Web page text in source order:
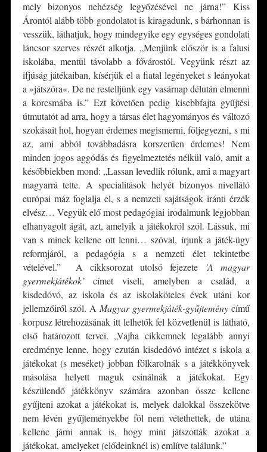
mely bizonyos nehézség legyőzésével ne járna!” Kiss
Árontól alább több gondolatot is kiragadunk, s bárhonnan is
vesszük, láthatjuk, hogy mindegyike egy egységes gondolati
láncsor szerves részét alkotja. „Menjünk először is a falusi
iskolába, mentül távolabb a fővárostól. Vegyünk részt az
ifjúság játékaiban, kísérjük el a fiatal legényeket s leányokat
a »játszóra«. De ne restelljünk egy vasárnap délután elmenni
a korcsmába is.” Ezt követően pedig kisebbfajta gyűjtési
útmutatót ad arra, hogy a társas élet hagyományos és változó
szokásait hol, hogyan érdemes megismerni, följegyezni, s mi
az, ami abból továbbadásra korszerűen érdemes! Nem
minden jogos aggódás és figyelmeztetés nélkül való, amit a
későbbiekben mond: „Lassan levedlik rólunk, ami a magyart
magyarrá tette. A specialitások helyét bizonyos nivelláló
európai máz foglalja el, s a nemzeti sajátságok iránti érzék
elvész… Vegyük elő most pedagógiai irodalmunk legjobban
elhanyagolt ágát, azt, amelyik a játékokról szól. Lássuk, mi
van s minek kellene ott lenni… szóval, írjunk a játék-ügy
reformjáról, a pedagógia s a nemzeti élet tekintetbe
vételével.” A cikksorozat utolsó fejezete
’A magyar
gyermekjátékok’címet viseli, amelyben a család, a
kisdedóvó, az iskola és az iskolaköteles évek utáni kor
jellemzőiről szól. A Magyar gyermekjáték-gyűjteménycímű
korpusz létrehozásának itt lelhetők fel közvetlenül is látható,
első határozott tervei. „Vajha cikkemnek legalább annyi
eredménye lenne, hogy ezután kisdedóvó intézet s iskola a
játékokat (s meséket) jobban fölkarolnák s a játékkönyvek
másolása helyett maguk csinálnák a játékokat. Egy
készülendő játékkönyv számára azonban össze kellene
gyűjteni azokat a játékokat is, melyek dalokkal összekötve
nem lévén gyűjteményekbe föl nem vétethettek, de utána
kellene járni annak is, hogy mint játszották azokat a
játékokat, amelyeket (elődeinknél is) említve találunk.”